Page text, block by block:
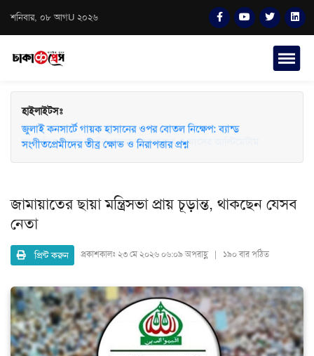
শনিবার, ০৮ আগU ২০২৬
হাইলাইটসঃ
জুলাই কনসার্টে গায়ক হাসানের ওপর বোতল নিক্ষেপ: ব্যান্ড
সংগীতপ্রেমীদের তীব্র ক্ষোভ ও নিরাপত্তার প্রশ্ন
জামায়াতের ছায়া মন্ত্রিসভা প্রায় চূড়ান্ত, থাকছেন যেসব
নেতা
প্রিন্ট করুন প্রকাশকালঃ ২৩ মে ২০২৬ ০৬:০৯ অপরাহ্ণ | ১৯০ বার পঠিত